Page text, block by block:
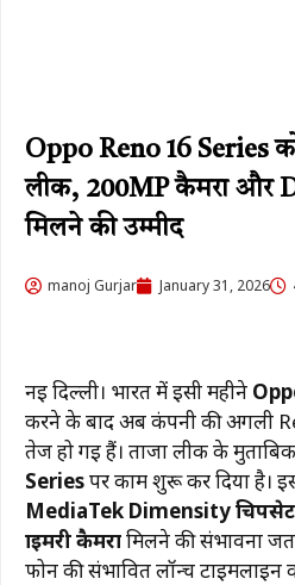
Oppo Reno 16 Series
लीक, 200MP कैमरा और
मिलने की उम्मीद
manoj Gurjar January 31, 2026
नई दिल्ली। भारत में इसी महीने
करने के बाद अब कंपनी की अगली
तेज हो गई हैं। ताजा लीक के
Seriesपर काम शुरू कर दिया है।
MediaTek Dimensity चिपसेट
प्राइमरी कैमरामिलने की संभावना
फोन की संभावित लॉन्च